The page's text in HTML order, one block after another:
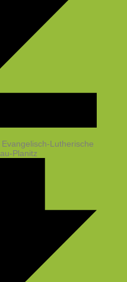
Evangelisch-Lutherische
Planitz